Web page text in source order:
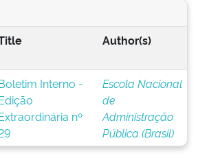
Author(s)
Interno -
nº
Escola Nacional
de
Administração
Pública (Brasil)